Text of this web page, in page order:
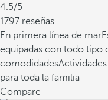
4.5/5
1797 reseñas
En primera línea de mar
equipadas con todo tipo
comodidades
para toda la familia
Compare